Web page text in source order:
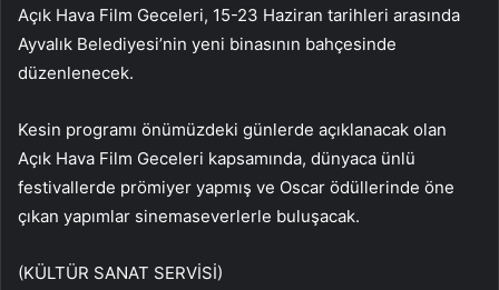
Açık Hava Film Geceleri, 15-23 Haziran tarihleri arasında
Ayvalık Belediyesi’nin yeni binasının bahçesinde
düzenlenecek.
Kesin programı önümüzdeki günlerde açıklanacak olan
Açık Hava Film Geceleri kapsamında, dünyaca ünlü
festivallerde prömiyer yapmış ve Oscar ödüllerinde öne
çıkan yapımlar sinemaseverlerle buluşacak.
(KÜLTÜR SANAT SERVİSİ)